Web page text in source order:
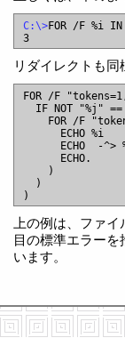
C:\>FOR /F %i
リダイレクトも同
FOR /F
IF NOT "%j" ==
FOR /F
      ECHO %i
ECHO  -^>
      ECHO.
    )
  )
上の例は、ファ
目の標準エラーを
います。